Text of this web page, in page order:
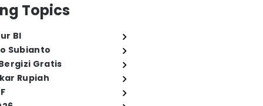
Topics
BI
Subianto
Gratis
Rupiah